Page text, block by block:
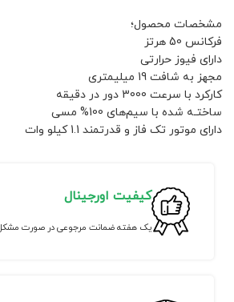
مشخصات محصول؛
فرکانس 50 هرتز
دارای فیوز حرارتی
مجهز به شافت 19 میلیمتری
کارکرد با سرعت 3000 دور در دقیقه
ساختـه شد‌ه با سیم‌های 100% مسی
دارای موتور تک فاز و قدرتمند 1.1 کیلو وات
کیفیت اورجینال
یک هفته ضمانت مرجوعی در صورت مشکل